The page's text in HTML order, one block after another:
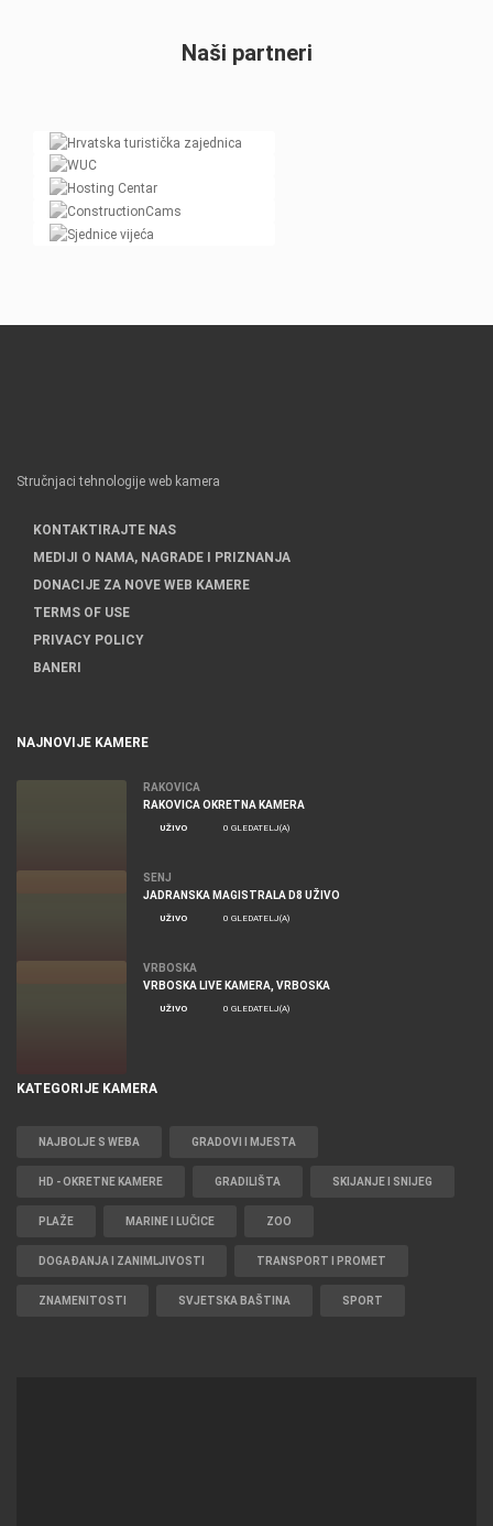
Naši partneri
Stručnjaci tehnologije web kamera
KONTAKTIRAJTE NAS
MEDIJI O NAMA, NAGRADE I PRIZNANJA
DONACIJE ZA NOVE WEB KAMERE
TERMS OF USE
PRIVACY POLICY
BANERI
NAJNOVIJE KAMERE
RAKOVICA
RAKOVICA OKRETNA KAMERA
UŽIVO 0 GLEDATELJ(A)
SENJ
JADRANSKA MAGISTRALA D8 UŽIVO
UŽIVO 0 GLEDATELJ(A)
VRBOSKA
VRBOSKA LIVE KAMERA, VRBOSKA
UŽIVO 0 GLEDATELJ(A)
KATEGORIJE KAMERA
NAJBOLJE S WEBA GRADOVI I MJESTA
HD - OKRETNE KAMERE GRADILIŠTA SKIJANJE I SNIJEG
PLAŽE MARINE I LUČICE ZOO
DOGAĐANJA I ZANIMLJIVOSTI TRANSPORT I PROMET
ZNAMENITOSTI SVJETSKA BAŠTINA SPORT